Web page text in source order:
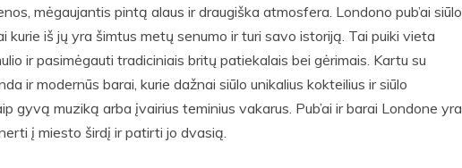
mėgaujantis pintą alaus ir draugiška atmosfera. Londono pub’ai siūlo
iš jų yra šimtus metų senumo ir turi savo istoriją. Tai puiki vieta
ir pasimėgauti tradiciniais britų patiekalais bei gėrimais. Kartu su
ir modernūs barai, kurie dažnai siūlo unikalius kokteilius ir siūlo
gyvą muziką arba įvairius teminius vakarus. Pub’ai ir barai Londone yra
į miesto širdį ir patirti jo dvasią.